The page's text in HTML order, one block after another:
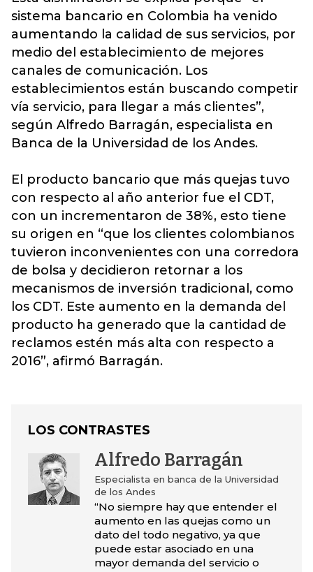
sistema bancario en Colombia ha venido
aumentando la calidad de sus servicios, por
medio del establecimiento de mejores
canales de comunicación. Los
establecimientos están buscando competir
vía servicio, para llegar a más clientes”,
según Alfredo Barragán, especialista en
Banca de la Universidad de los Andes.
El producto bancario que más quejas tuvo
con respecto al año anterior fue el CDT,
con un incrementaron de 38%, esto tiene
su origen en “que los clientes colombianos
tuvieron inconvenientes con una corredora
de bolsa y decidieron retornar a los
mecanismos de inversión tradicional, como
los CDT. Este aumento en la demanda del
producto ha generado que la cantidad de
reclamos estén más alta con respecto a
2016”, afirmó Barragán.
LOS CONTRASTES
Alfredo Barragán
Especialista en banca de la Universidad
de los Andes
“No siempre hay que entender el
aumento en las quejas como un
dato del todo negativo, ya que
puede estar asociado en una
mayor demanda del servicio o